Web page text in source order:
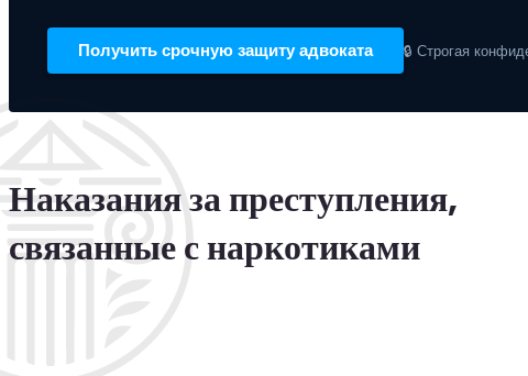
Получить срочную защиту адвоката 🔒 Строгая
Наказания за преступления,
связанные с наркотиками